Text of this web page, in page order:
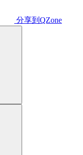
分享到QZone